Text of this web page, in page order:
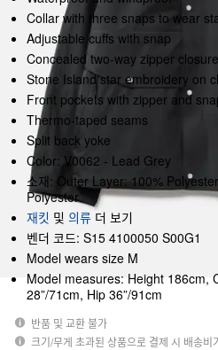
Collar with three snaps to wear
Adjustable cuffs with snap
Concealed two-way zipper closure
Stone Island star embroidery on
Front pockets with zipper and
Thermo-taped seams
Split back yoke
Color: V0062 - Lead Grey
소재: Outer Layer: 100%
Polyester
재킷 및 의류 더 보기
벤더 코드: S15 4100050 S00G1
Model wears size M
Model measures: Height 186cm,
28”/71cm, Hip 36”/91cm
반품 및 교환 불가
크기/무게 초과된 상품으로 결제 시 배송비